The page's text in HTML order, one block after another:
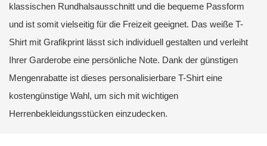
klassischen Rundhalsausschnitt und die bequeme Passform
und ist somit vielseitig für die Freizeit geeignet. Das weiße T-
Shirt mit Grafikprint lässt sich individuell gestalten und verleiht
Ihrer Garderobe eine persönliche Note. Dank der günstigen
Mengenrabatte ist dieses personalisierbare T-Shirt eine
kostengünstige Wahl, um sich mit wichtigen
Herrenbekleidungsstücken einzudecken.